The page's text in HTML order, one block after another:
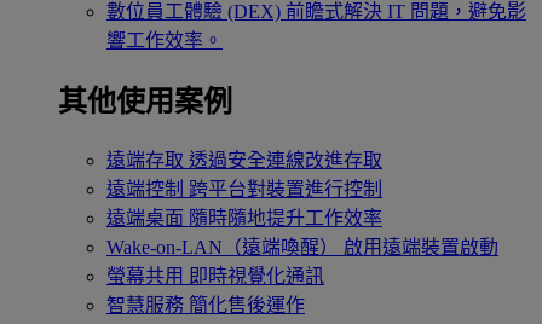
數位員工體驗 (DEX) 前瞻式解決 IT 問題，避免影
響工作效率。
其他使用案例
遠端存取 透過安全連線改進存取
遠端控制 跨平台對裝置進行控制
遠端桌面 隨時隨地提升工作效率
Wake-on-LAN（遠端喚醒）
啟用遠端裝置啟動
螢幕共用 即時視覺化通訊
智慧服務 簡化售後運作